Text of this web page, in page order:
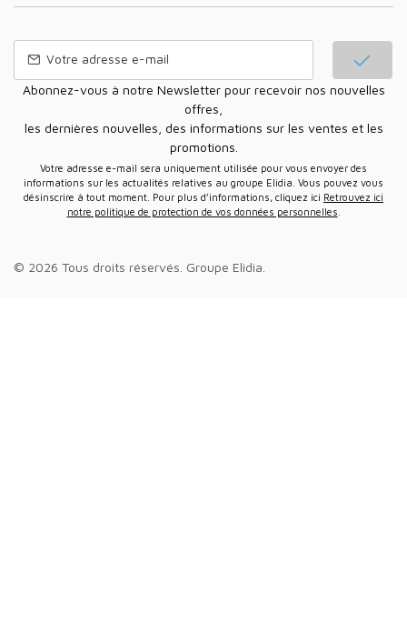
Abonnez-vous à notre Newsletter pour recevoir nos nouvelles
offres,
les dernières nouvelles, des informations sur les ventes et les
promotions.
Votre adresse e-mail sera uniquement utilisée pour vous envoyer des
informations sur les actualités relatives au groupe Elidia. Vous pouvez vous
désinscrire à tout moment. Pour plus d’informations, cliquez ici Retrouvez ici
notre politique de protection de vos données personnelles
© 2026 Tous droits réservés. Groupe Elidia